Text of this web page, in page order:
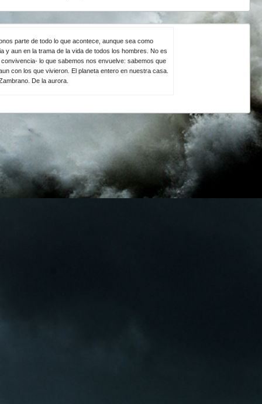
parte de todo lo que acontece, aunque sea como
y aun en la trama de la vida de todos los hombres. No es
lo que sabemos nos envuelve: sabemos que
con los que vivieron. El planeta entero en nuestra casa.
De la aurora.